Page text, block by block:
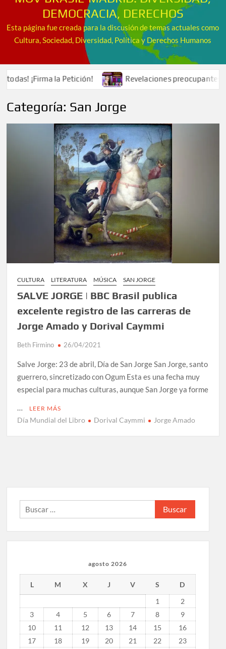
DEMOCRACIA, DERECHOS
Esta página fue creada para la discusión de temas actuales como
Cultura, Sociedad, Diversidad, Política y Derechos Humanos
la Petición! Revelaciones preocupantes del
Categoría: San Jorge
CULTURA LITERATURA MÚSICA SAN JORGE
SALVE JORGE | BBC Brasil publica
excelente registro de las carreras de
Jorge Amado y Dorival Caymmi
Beth Firmino 26/04/2021
Salve Jorge: 23 de abril, Día de San Jorge San Jorge, santo
guerrero, sincretizado con Ogum Esta es una fecha muy
especial para muchas culturas, aunque San Jorge ya forme
LEER MÁS
Día Mundial del Libro Dorival Caymmi Jorge Amado
Buscar:
agosto 2026
L M X J V S
D
1
2
3
4 5 6 7 8
9
10
11 12 13 14 15
16
17
18 19 20 21 22
23